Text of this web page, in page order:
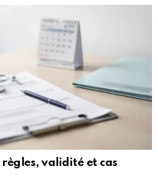
validité et cas